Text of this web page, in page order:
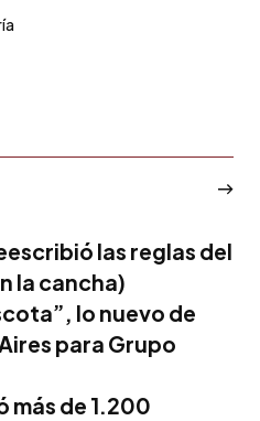
las reglas del
la cancha)
lo nuevo de
para Grupo
más de 1.200